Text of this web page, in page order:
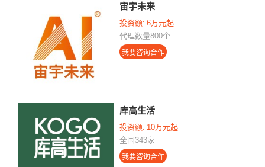
宙宇未来
投资额: 6万元起
代理数量800个
库高生活
投资额: 10万元起
全国343家